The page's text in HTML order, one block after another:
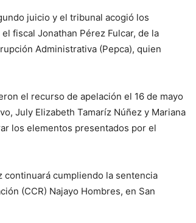
juicio y el tribunal acogió los
fiscal Jonathan Pérez Fulcar, de la
Administrativa (Pepca), quien
el recurso de apelación el 16 de mayo
July Elizabeth Tamaríz Núñez y Mariana
los elementos presentados por el
continuará cumpliendo la sentencia
(CCR) Najayo Hombres, en San